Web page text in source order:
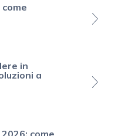
in
a
come